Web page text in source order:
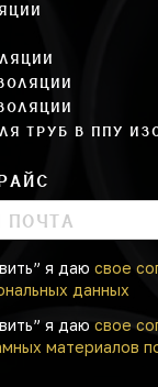
ТРУБ В ППУ
я даю свое
данных
я даю свое
материалов